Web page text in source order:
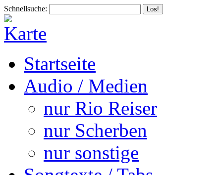
Schnellsuche:
Startseite
Audio / Medien
nur Rio Reiser
nur Scherben
nur sonstige